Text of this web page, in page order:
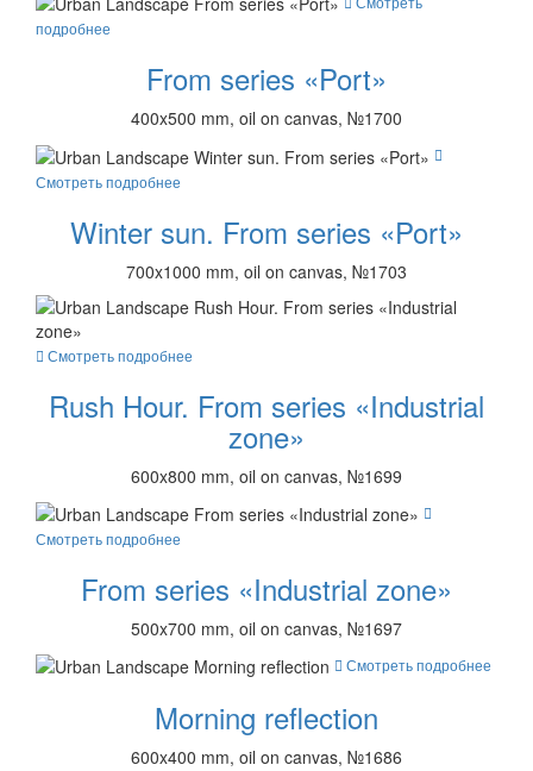
подробнее
From series «Port»
400x500 mm, oil on canvas, №1700
Смотреть подробнее
Winter sun. From series «Port»
700x1000 mm, oil on canvas, №1703
Смотреть подробнее
Rush Hour. From series «Industrial
zone»
600x800 mm, oil on canvas, №1699
Смотреть подробнее
From series «Industrial zone»
500x700 mm, oil on canvas, №1697
Смотреть подробнее
Morning reflection
600x400 mm, oil on canvas, №1686